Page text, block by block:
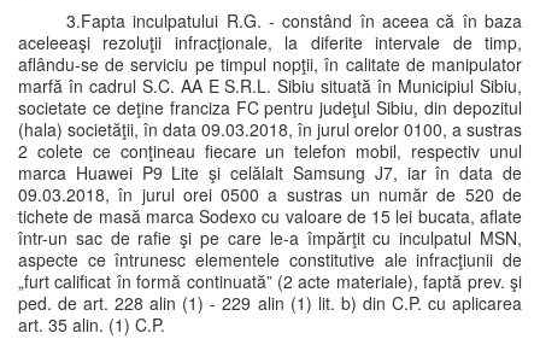
3.Fapta inculpatului R.G. - constând în aceea că în baza
aceleeaşi rezoluţii infracţionale, la diferite intervale de timp,
aflându-se de serviciu pe timpul nopţii, în calitate de manipulator
marfă în cadrul S.C. AA E S.R.L. Sibiu situată în Municipiul Sibiu,
societate ce deţine franciza FC pentru judeţul Sibiu, din depozitul
(hala) societăţii, în data 09.03.2018, în jurul orelor 0100, a sustras
2 colete ce conţineau fiecare un telefon mobil, respectiv unul
marca Huawei P9 Lite şi celălalt Samsung J7, iar în data de
09.03.2018, în jurul orei 0500 a sustras un număr de 520 de
tichete de masă marca Sodexo cu valoare de 15 lei bucata, aflate
într-un sac de rafie şi pe care le-a împărţit cu inculpatul MSN,
aspecte ce întrunesc elementele constitutive ale infracţiunii de
„furt calificat în formă continuată” (2 acte materiale), faptă prev. şi
ped. de art. 228 alin (1) - 229 alin (1) lit. b) din C.P. cu aplicarea
art. 35 alin. (1) C.P.